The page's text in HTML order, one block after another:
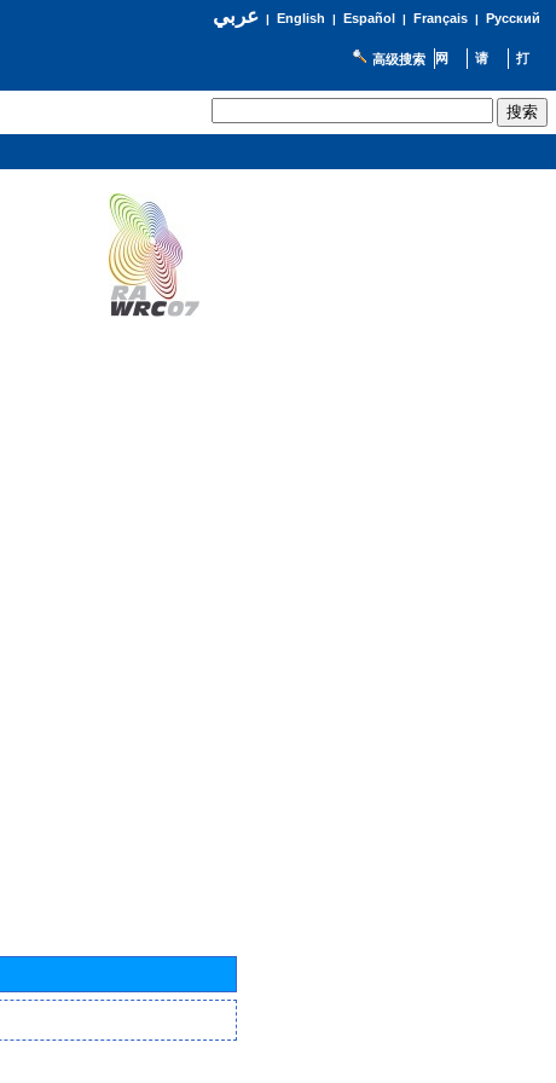
عربي| English | Español | Français| Русский
高级搜索